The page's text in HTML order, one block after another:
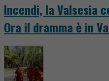
Incendi, la Valsesia
Ora il dramma è in